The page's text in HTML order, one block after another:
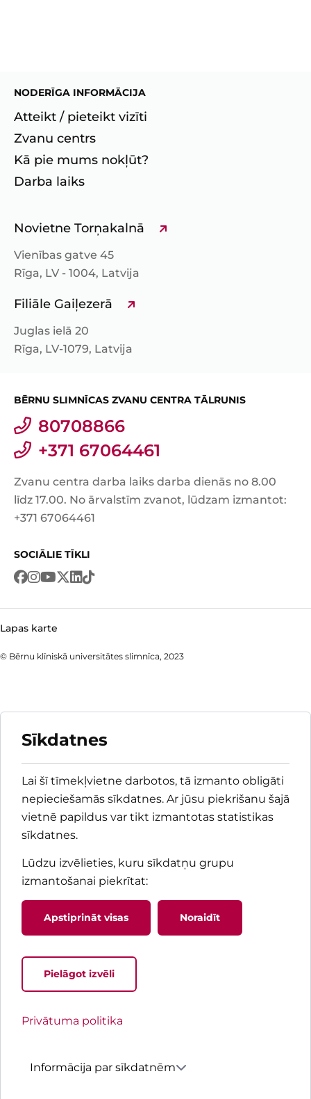
NODERĪGA INFORMĀCIJA
Atteikt / pieteikt vizīti
Zvanu centrs
Kā pie mums nokļūt?
Darba laiks
Novietne Torņakalnā
Vienības gatve 45
Rīga, LV - 1004, Latvija
Filiāle Gaiļezerā
Juglas ielā 20
Rīga, LV-1079, Latvija
BĒRNU SLIMNĪCAS ZVANU CENTRA TĀLRUNIS
80708866
+371 67064461
Zvanu centra darba laiks darba dienās no 8.00
līdz 17.00. No ārvalstīm zvanot, lūdzam izmantot:
+371 67064461
SOCIĀLIE TĪKLI
© Bērnu klīniskā universitātes slimnīca, 2023
Lapas karte
Sīkdatnes
Lai šī tīmekļvietne darbotos, tā izmanto obligāti
nepieciešamās sīkdatnes. Ar jūsu piekrišanu šajā
vietnē papildus var tikt izmantotas statistikas
sīkdatnes.
Lūdzu izvēlieties, kuru sīkdatņu grupu
izmantošanai piekrītat:
Apstiprināt visas Noraidīt
Pielāgot izvēli
Privātuma politika
Informācija par sīkdatnēm
Jaunums! Pacienta
Praktiska informācija pacientiem un tuviniekiem
Ieskaties Pacienta rokasgrāmatā